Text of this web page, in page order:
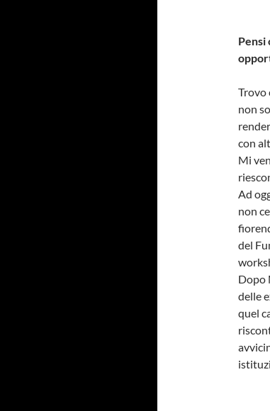
Pensi
Trovo
non
con
Mi
Ad
non
del
Dopo
delle
quel